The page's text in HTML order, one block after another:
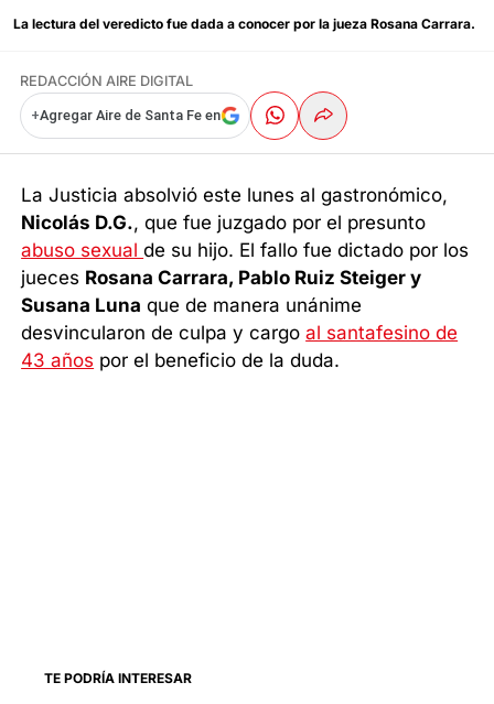
La lectura del veredicto fue dada a conocer por la jueza Rosana Carrara.
REDACCIÓN AIRE DIGITAL
+Agregar Aire de Santa Fe en
La Justicia absolvió este lunes al gastronómico,
Nicolás D.G., que fue juzgado por el presunto
abuso sexualde su hijo. El fallo fue dictado por los
jueces Rosana Carrara, Pablo Ruiz Steiger y
Susana Luna que de manera unánime
desvincularon de culpa y cargoal santafesino de
43 años por el beneficio de la duda.
TE PODRÍA INTERESAR